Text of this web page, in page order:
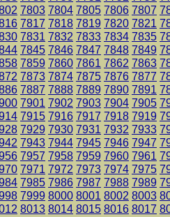
7803 7804 7805 7806 7807
7817 7818 7819 7820 7821
7831 7832 7833 7834 7835
7845 7846 7847 7848 7849
7859 7860 7861 7862 7863
7873 7874 7875 7876 7877
7887 7888 7889 7890 7891
7901 7902 7903 7904 7905
7915 7916 7917 7918 7919
7929 7930 7931 7932 7933
7943 7944 7945 7946 7947
7957 7958 7959 7960 7961
7971 7972 7973 7974 7975
7985 7986 7987 7988 7989
7999 8000 8001 8002 8003
8013 8014 8015 8016 8017